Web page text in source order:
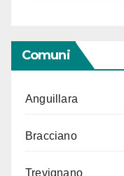
Comuni
Anguillara
Bracciano
Trevignano